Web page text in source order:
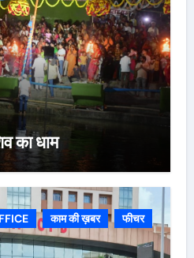
का धाम
काम की ख़बर फीचर